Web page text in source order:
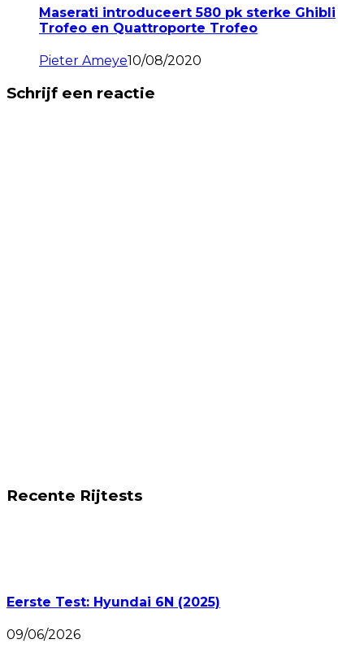
Maserati introduceert 580 pk sterke Ghibli
Trofeo en Quattroporte Trofeo
Pieter Ameye10/08/2020
Schrijf een reactie
Recente Rijtests
Eerste Test: Hyundai 6N (2025)
09/06/2026